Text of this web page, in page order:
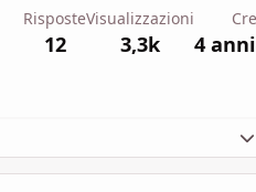
Risposte
12
Visualizzazioni
3,3k 4 anni